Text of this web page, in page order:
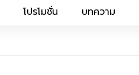
โปรโมชั่น บทความ